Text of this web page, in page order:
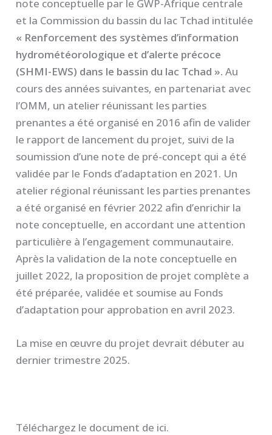
note conceptuelle par le GWP-Afrique centrale
et la Commission du bassin du lac Tchad intitulée
« Renforcement des systèmes d’information
hydrométéorologique et d’alerte précoce
(SHMI-EWS) dans le bassin du lac Tchad ». Au
cours des années suivantes, en partenariat avec
l’OMM, un atelier réunissant les parties
prenantes a été organisé en 2016 afin de valider
le rapport de lancement du projet, suivi de la
soumission d’une note de pré-concept qui a été
validée par le Fonds d’adaptation en 2021. Un
atelier régional réunissant les parties prenantes
a été organisé en février 2022 afin d’enrichir la
note conceptuelle, en accordant une attention
particulière à l’engagement communautaire.
Après la validation de la note conceptuelle en
juillet 2022, la proposition de projet complète a
été préparée, validée et soumise au Fonds
d’adaptation pour approbation en avril 2023.
La mise en œuvre du projet devrait débuter au
dernier trimestre 2025.
Téléchargez le document de ici.